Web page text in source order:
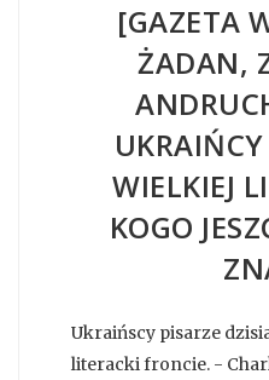
[GAZETA
ŻADAN,
WIELKIEJ
KOGO
Ukraińscy pisarze
literacki froncie. -